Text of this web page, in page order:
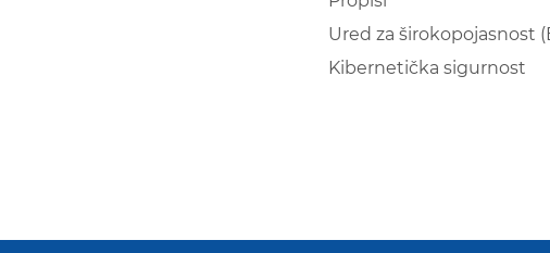
Ured za širokopojasnost
Kibernetička sigurnost